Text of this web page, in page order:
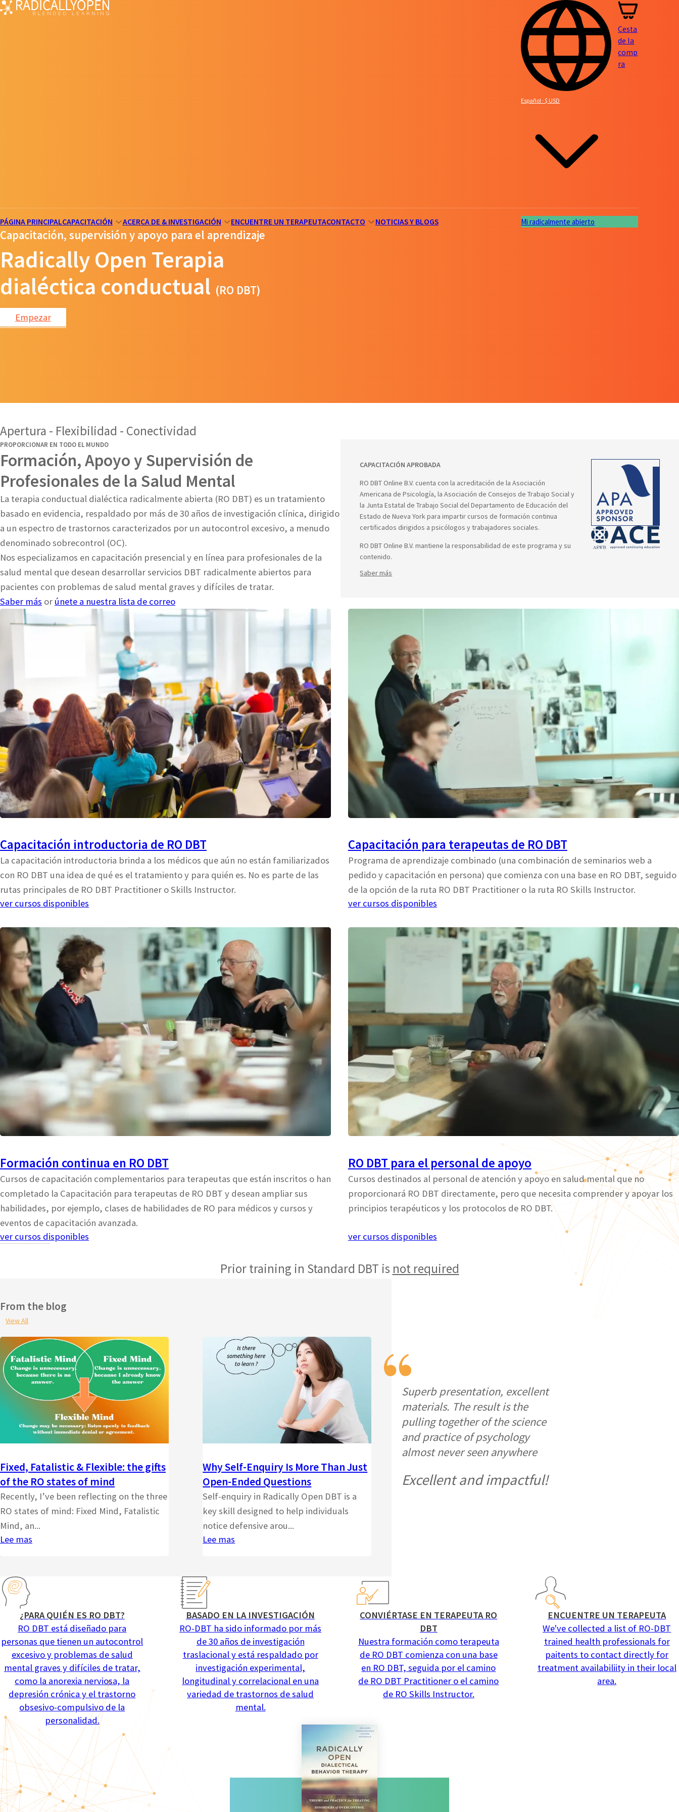
Español · $ USD
Cesta
de la
comp
ra
PÁGINA PRINCIPALCAPACITACIÓN ACERCA DE & INVESTIGACIÓN ENCUENTRE UN TERAPEUTACONTACTO NOTICIAS Y BLOGS Mi radicalmente abierto
Capacitación, supervisión y apoyo para el aprendizaje
Radically Open Terapia
dialéctica conductual (RO DBT)
Empezar
Apertura - Flexibilidad - Conectividad
PROPORCIONAR EN TODO EL MUNDO
Formación, Apoyo y Supervisión de
Profesionales de la Salud Mental
La terapia conductual dialéctica radicalmente abierta (RO DBT) es un tratamiento
basado en evidencia, respaldado por más de 30 años de investigación clínica, dirigido
a un espectro de trastornos caracterizados por un autocontrol excesivo, a menudo
denominado sobrecontrol (OC).
Nos especializamos en capacitación presencial y en línea para profesionales de la
salud mental que desean desarrollar servicios DBT radicalmente abiertos para
pacientes con problemas de salud mental graves y difíciles de tratar.
Saber más or únete a nuestra lista de correo
CAPACITACIÓN APROBADA
RO DBT Online B.V. cuenta con la acreditación de la Asociación
Americana de Psicología, la Asociación de Consejos de Trabajo Social y
la Junta Estatal de Trabajo Social del Departamento de Educación del
Estado de Nueva York para impartir cursos de formación continua
certificados dirigidos a psicólogos y trabajadores sociales.
RO DBT Online B.V. mantiene la responsabilidad de este programa y su
contenido.
Saber más
Capacitación introductoria de RO DBT
La capacitación introductoria brinda a los médicos que aún no están familiarizados
con RO DBT una idea de qué es el tratamiento y para quién es. No es parte de las
rutas principales de RO DBT Practitioner o Skills Instructor.
ver cursos disponibles
Capacitación para terapeutas de RO DBT
Programa de aprendizaje combinado (una combinación de seminarios web a
pedido y capacitación en persona) que comienza con una base en RO DBT, seguido
de la opción de la ruta RO DBT Practitioner o la ruta RO Skills Instructor.
ver cursos disponibles
Formación continua en RO DBT
Cursos de capacitación complementarios para terapeutas que están inscritos o han
completado la Capacitación para terapeutas de RO DBT y desean ampliar sus
habilidades, por ejemplo, clases de habilidades de RO para médicos y cursos y
eventos de capacitación avanzada.
ver cursos disponibles
RO DBT para el personal de apoyo
Cursos destinados al personal de atención y apoyo en salud mental que no
proporcionará RO DBT directamente, pero que necesita comprender y apoyar los
principios terapéuticos y los protocolos de RO DBT.
ver cursos disponibles
Prior training in Standard DBT is not required
From the blog
View All
Fixed, Fatalistic & Flexible: the gifts
of the RO states of mind
Recently, I’ve been reflecting on the three
RO states of mind: Fixed Mind, Fatalistic
Mind, an...
Lee mas
Why Self-Enquiry Is More Than Just
Open-Ended Questions
Self-enquiry in Radically Open DBT is a
key skill designed to help individuals
notice defensive arou...
Lee mas
Superb presentation, excellent
materials. The result is the
pulling together of the science
and practice of psychology
almost never seen anywhere
Excellent and impactful!
¿PARA QUIÉN ES RO DBT?
RO DBT está diseñado para
personas que tienen un autocontrol
excesivo y problemas de salud
mental graves y difíciles de tratar,
como la anorexia nerviosa, la
depresión crónica y el trastorno
obsesivo-compulsivo de la
personalidad.
BASADO EN LA INVESTIGACIÓN
RO-DBT ha sido informado por más
de 30 años de investigación
traslacional y está respaldado por
investigación experimental,
longitudinal y correlacional en una
variedad de trastornos de salud
mental.
CONVIÉRTASE EN TERAPEUTA RO
DBT
Nuestra formación como terapeuta
de RO DBT comienza con una base
en RO DBT, seguida por el camino
de RO DBT Practitioner o el camino
de RO Skills Instructor.
ENCUENTRE UN TERAPEUTA
We've collected a list of RO-DBT
trained health professionals for
paitents to contact directly for
treatment availabiliity in their local
area.